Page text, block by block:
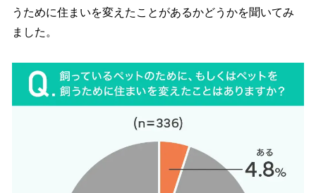
うために住まいを変えたことがあるかどうかを聞いてみ
ました。